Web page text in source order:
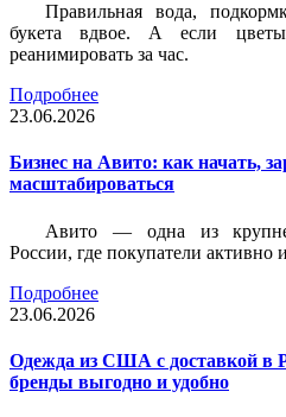
Правильная вода,
букета вдвое. А если
реанимировать за час.
Подробнее
23.06.2026
Бизнес на Авито: как начать,
масштабироваться
Авито — одна из
России, где покупатели активно
Подробнее
23.06.2026
Одежда из США с доставкой в
бренды выгодно и удобно